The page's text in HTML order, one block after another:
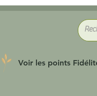
Voir les points